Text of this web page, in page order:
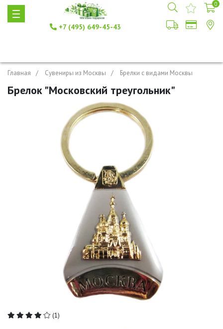
+7 (495) 649-45-43
0
Главная Сувениры из Москвы Брелки с видами Москвы
Брелок "Московский треугольник"
(1)